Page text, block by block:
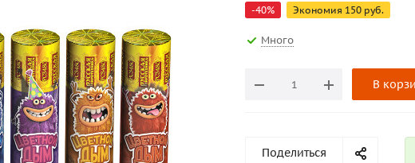
-40% Экономия 150 руб.
Много
В
Поделиться